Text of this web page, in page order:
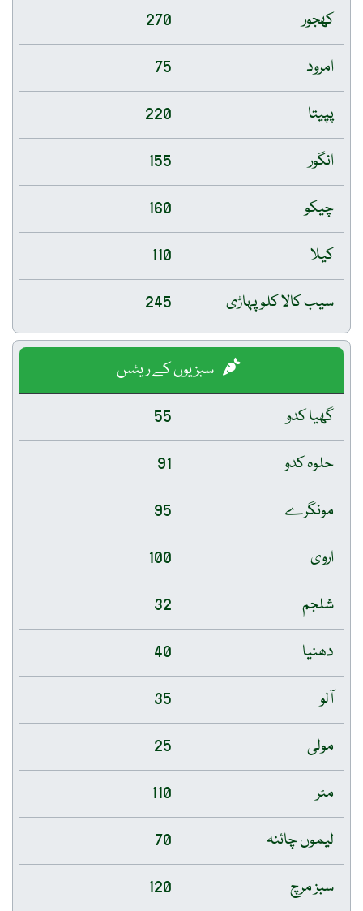
کھجور
270
امرود
75
پپیتا
220
انگور
155
چیکو
160
کیلا
110
سیب کالا کلو پہاڑی
245
سبزیوں کے ریٹس
گھیا کدو
55
حلوہ کدو
91
مونگرے
95
اروی
100
شلجم
32
دھنیا
40
آلو
35
مولی
25
مٹر
110
لیموں چائنہ
70
سبز مرچ
120